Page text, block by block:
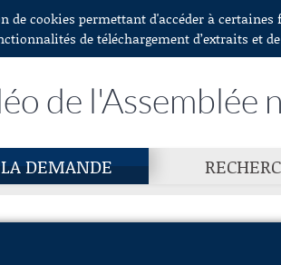
cookies permettant d'accéder à
de téléchargement d’extraits et
de l'Assemblée
DEMANDE